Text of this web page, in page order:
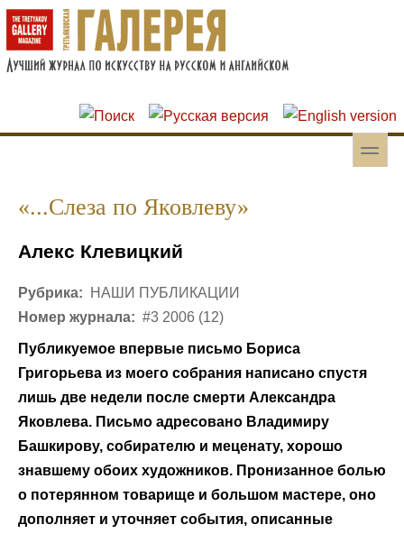
Перейти к основному содержанию
Skip to search
toggle
«...Слеза по Яковлеву»
Алекс Клевицкий
Рубрика:
НАШИ ПУБЛИКАЦИИ
Номер журнала: #3 2006 (12)
Публикуемое впервые письмо Бориса
Григорьева из моего собрания написано спустя
лишь две недели после смерти Александра
Яковлева. Письмо адресовано Владимиру
Башкирову, собирателю и меценату, хорошо
знавшему обоих художников. Пронизанное болью
о потерянном товарище и большом мастере, оно
дополняет и уточняет события, описанные